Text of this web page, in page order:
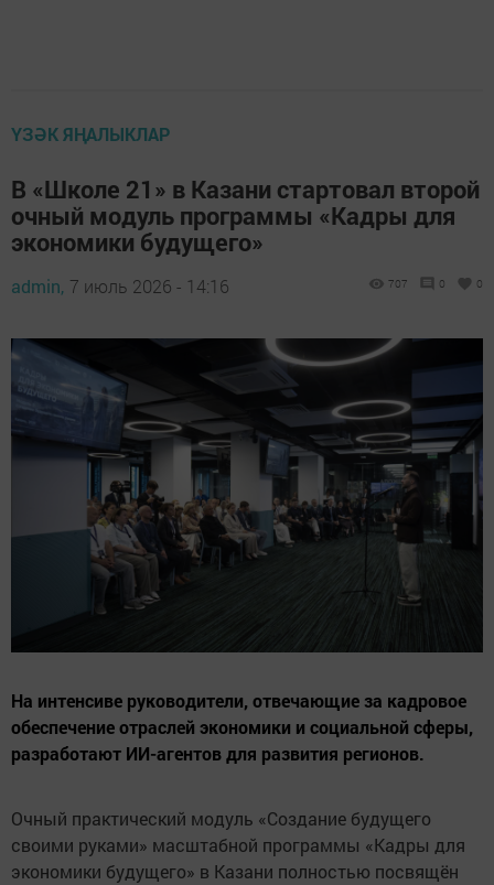
ҮЗӘК ЯҢАЛЫКЛАР
В «Школе 21» в Казани стартовал второй
очный модуль программы «Кадры для
экономики будущего»
admin, 7 июль 2026 - 14:16 707 0 0
На интенсиве руководители, отвечающие за кадровое
обеспечение отраслей экономики и социальной сферы,
разработают ИИ-агентов для развития регионов.
Очный практический модуль «Создание будущего
своими руками» масштабной программы «Кадры для
экономики будущего» в Казани полностью посвящён